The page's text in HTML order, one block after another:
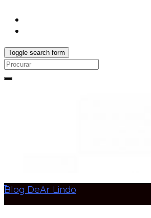
Toggle search form
Search
Blog DeAr Lindo